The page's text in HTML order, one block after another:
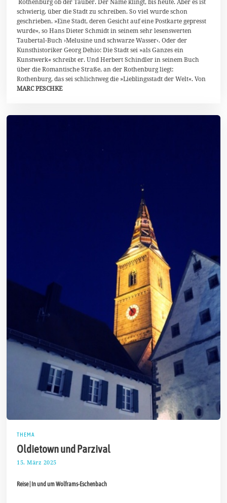
2
0
2
5
schwierig, über die Stadt zu schreiben. So viel wurde schon
geschrieben. »Eine Stadt, deren Gesicht auf eine Postkarte gepresst
wurde«, so Hans Dieter Schmidt in seinem sehr lesenswerten
Taubertal-Buch ›Melusine und schwarze Wasser‹. Oder der
Kunsthistoriker Georg Dehio: Die Stadt sei »als Ganzes ein
Kunstwerk« schreibt er. Und Herbert Schindler in seinem Buch
über die Romantische Straße, an der Rothenburg liegt:
Rothenburg, das sei schlichtweg die »Lieblingsstadt der Welt«. Von
MARC PESCHKE
THEMA
Oldietown und Parzival
15. März 2025
M
Reise | In und um Wolframs-Eschenbach